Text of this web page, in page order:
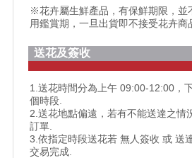
※花卉屬生鮮產品，有保鮮期限，並
用鑑賞期，一旦出貨即不接受花卉商
送花及簽收
1.送花時間分為上午 09:00-12:00，
個時段.
2.送花地點偏遠，若有不能送達之情
訂單.
3.依指定時段送花若 無人簽收 或 送
交易完成.